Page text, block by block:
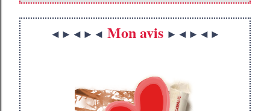
◄►◄►◄ Mon avis ►◄►◄►